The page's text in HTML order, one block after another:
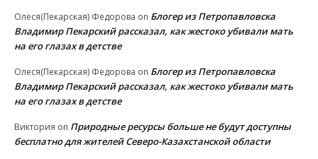
Олеся(Пекарская) Федорова on Блогер из Петропавловска
Владимир Пекарский рассказал, как жестоко убивали мать
на его глазах в детстве
Олеся(Пекарская) Федорова on Блогер из Петропавловска
Владимир Пекарский рассказал, как жестоко убивали мать
на его глазах в детстве
Виктория on Природные ресурсы больше не будут доступны
бесплатно для жителей Северо-Казахстанской области